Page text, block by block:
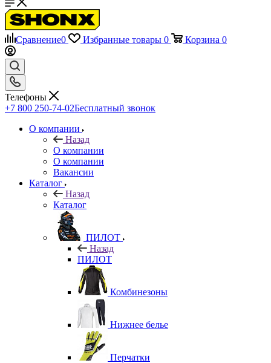
Сравнение0 Избранные товары 0 Корзина 0
Телефоны
+7 800 250-74-02Бесплатный звонок
О компании
Назад
О компании
О компании
Вакансии
Каталог
Назад
Каталог
ПИЛОТ
Назад
ПИЛОТ
Комбинезоны
Нижнее белье
Перчатки